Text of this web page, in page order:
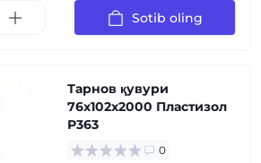
Sotib oling
Тарнов қувури
76х102х2000 Пластизол
Р363
0